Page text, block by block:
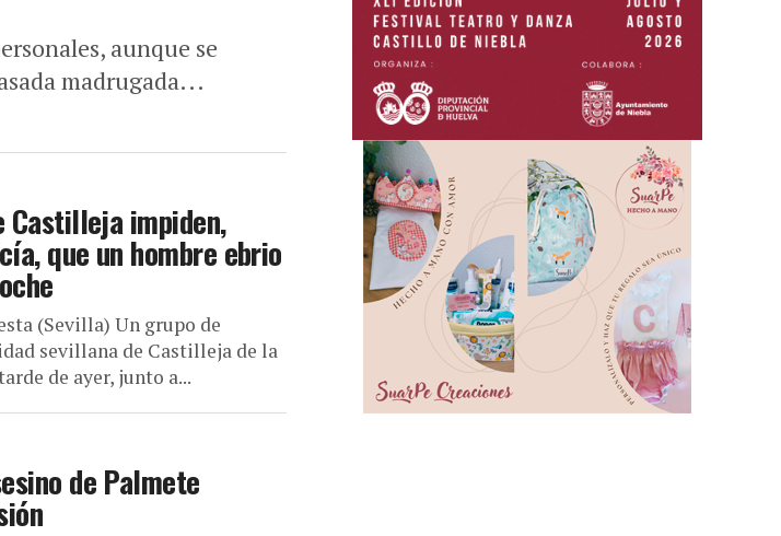
aunque se
madrugada...
Castilleja impiden,
que un hombre ebrio
(Sevilla) Un grupo de
sevillana de Castilleja de la
de ayer, junto a...
de Palmete